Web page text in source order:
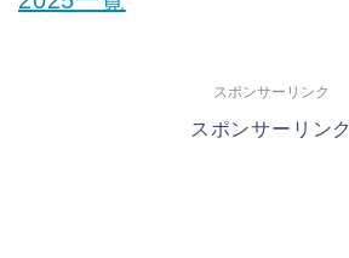
スポンサーリンク
スポンサーリンク